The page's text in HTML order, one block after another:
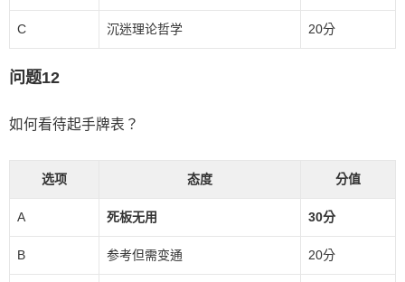
C 沉迷理论哲学 20分
问题12
如何看待起手牌表？
选项 态度 分值
A 死板无用 30分
B 参考但需变通 20分